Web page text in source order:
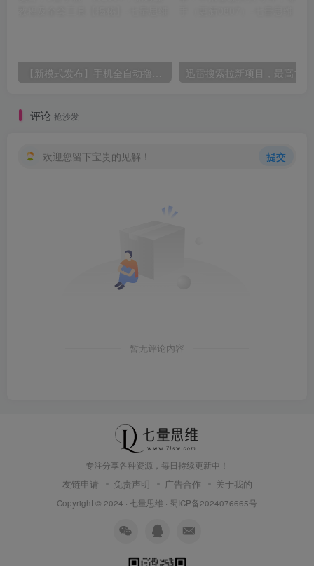
评论 抢沙发
欢迎您留下宝贵的见解！ 提交
暂无评论内容
专注分享各种资源，每日持续更新中！
友链申请 免责声明 广告合作 关于我的
Copyright © 2024 · 七量思维 · 蜀ICP备2024076665号